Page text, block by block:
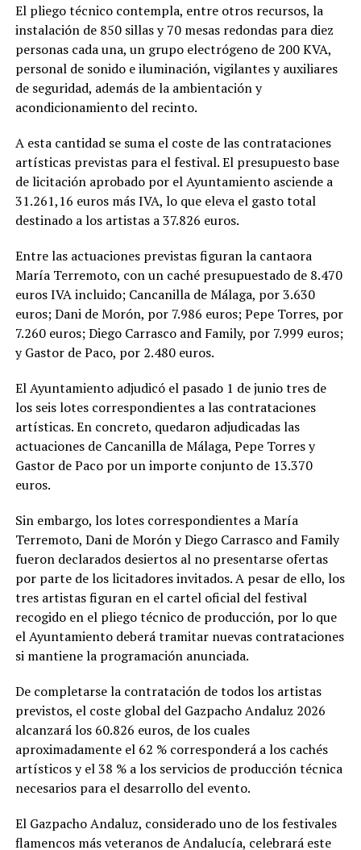
El pliego técnico contempla, entre otros recursos, la
instalación de 850 sillas y 70 mesas redondas para diez
personas cada una, un grupo electrógeno de 200 KVA,
personal de sonido e iluminación, vigilantes y auxiliares
de seguridad, además de la ambientación y
acondicionamiento del recinto.
A esta cantidad se suma el coste de las contrataciones
artísticas previstas para el festival. El presupuesto base
de licitación aprobado por el Ayuntamiento asciende a
31.261,16 euros más IVA, lo que eleva el gasto total
destinado a los artistas a 37.826 euros.
Entre las actuaciones previstas figuran la cantaora
María Terremoto, con un caché presupuestado de 8.470
euros IVA incluido; Cancanilla de Málaga, por 3.630
euros; Dani de Morón, por 7.986 euros; Pepe Torres, por
7.260 euros; Diego Carrasco and Family, por 7.999 euros;
y Gastor de Paco, por 2.480 euros.
El Ayuntamiento adjudicó el pasado 1 de junio tres de
los seis lotes correspondientes a las contrataciones
artísticas. En concreto, quedaron adjudicadas las
actuaciones de Cancanilla de Málaga, Pepe Torres y
Gastor de Paco por un importe conjunto de 13.370
euros.
Sin embargo, los lotes correspondientes a María
Terremoto, Dani de Morón y Diego Carrasco and Family
fueron declarados desiertos al no presentarse ofertas
por parte de los licitadores invitados. A pesar de ello, los
tres artistas figuran en el cartel oficial del festival
recogido en el pliego técnico de producción, por lo que
el Ayuntamiento deberá tramitar nuevas contrataciones
si mantiene la programación anunciada.
De completarse la contratación de todos los artistas
previstos, el coste global del Gazpacho Andaluz 2026
alcanzará los 60.826 euros, de los cuales
aproximadamente el 62 % corresponderá a los cachés
artísticos y el 38 % a los servicios de producción técnica
necesarios para el desarrollo del evento.
El Gazpacho Andaluz, considerado uno de los festivales
flamencos más veteranos de Andalucía, celebrará este